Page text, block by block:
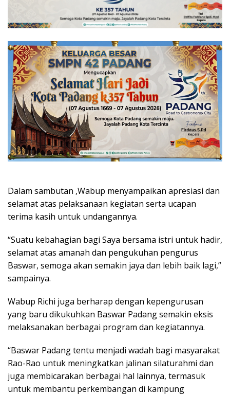
Dalam sambutan ,Wabup menyampaikan apresiasi dan
selamat atas pelaksanaan kegiatan serta ucapan
terima kasih untuk undangannya.
“Suatu kebahagian bagi Saya bersama istri untuk hadir,
selamat atas amanah dan pengukuhan pengurus
Baswar, semoga akan semakin jaya dan lebih baik lagi,”
sampainya.
Wabup Richi juga berharap dengan kepengurusan
yang baru dikukuhkan Baswar Padang semakin eksis
melaksanakan berbagai program dan kegiatannya.
“Baswar Padang tentu menjadi wadah bagi masyarakat
Rao-Rao untuk meningkatkan jalinan silaturahmi dan
juga membicarakan berbagai hal lainnya, termasuk
untuk membantu perkembangan di kampung